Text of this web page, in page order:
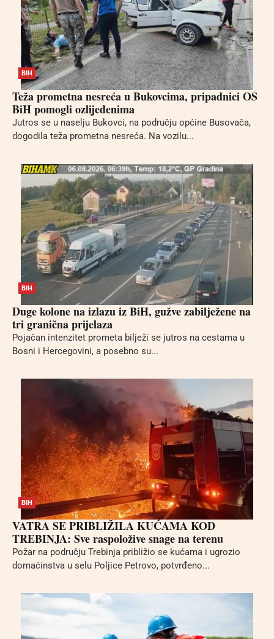
BIH
Teža prometna nesreća u Bukovcima, pripadnici OS
BiH pomogli ozlijeđenima
Jutros se u naselju Bukovci, na području općine Busovača,
dogodila teža prometna nesreća. Na vozilu...
BIH
Duge kolone na izlazu iz BiH, gužve zabilježene na
tri granična prijelaza
Pojačan intenzitet prometa bilježi se jutros na cestama u
Bosni i Hercegovini, a posebno su...
BIH
VATRA SE PRIBLIŽILA KUĆAMA KOD
TREBINJA: Sve raspoložive snage na terenu
Požar na području Trebinja približio se kućama i ugrozio
domaćinstva u selu Poljice Petrovo, potvrđeno...